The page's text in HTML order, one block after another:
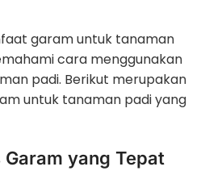
garam untuk tanaman
cara menggunakan
padi. Berikut merupakan
untuk tanaman padi yang
yang Tepat